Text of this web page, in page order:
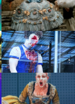
FIDELIO
ECHO 72
TOUCH